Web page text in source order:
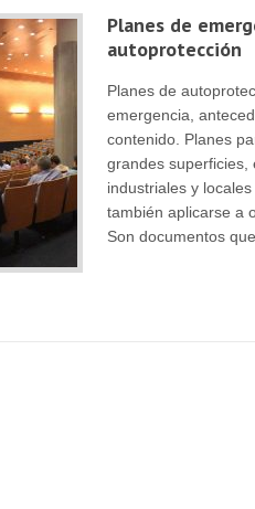
Planes de
autoprotección
Planes de
emergencia,
contenido. Planes
grandes superficies,
industriales y
también aplicarse a
Son documentos que